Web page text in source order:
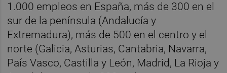
1.000 empleos en España, más de 300 en el
sur de la península (Andalucía y
Extremadura), más de 500 en el centro y el
norte (Galicia, Asturias, Cantabria, Navarra,
País Vasco, Castilla y León, Madrid, La Rioja y